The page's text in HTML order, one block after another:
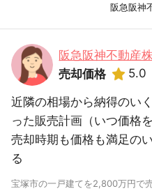
阪急阪神
阪急阪神不動産
売却価格
5.0
近隣の相場から納得のい
った販売計画（いつ価格
売却時期も価格も満足の
る
宝塚市の一戸建てを2,800万円で